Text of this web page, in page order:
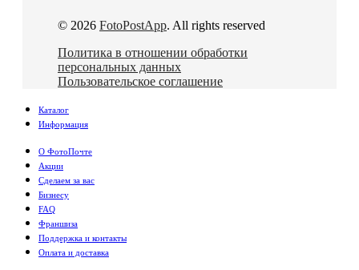
© 2026 FotoPostApp. All rights reserved
Политика в отношении обработки
персональных данных
Пользовательское соглашение
Каталог
Информация
О ФотоПочте
Акции
Сделаем за вас
Бизнесу
FAQ
Франшиза
Поддержка и контакты
Оплата и доставка